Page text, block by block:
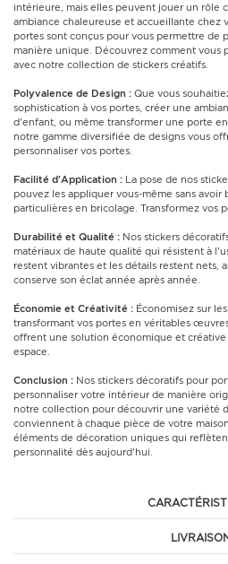
intérieure, mais elles peuvent jouer un rôle
ambiance chaleureuse et accueillante chez
portes sont conçus pour vous permettre de
manière unique. Découvrez comment vous
avec notre collection de stickers créatifs.
Polyvalence de Design : Que vous
sophistication à vos portes, créer une
d'enfant, ou même transformer une porte
notre gamme diversifiée de designs vous
personnaliser vos portes.
Facilité d'Application : La pose de nos
pouvez les appliquer vous-même sans
particulières en bricolage. Transformez vos
Durabilité et Qualité : Nos stickers
matériaux de haute qualité qui résistent à
restent vibrantes et les détails restent nets,
conserve son éclat année après année.
Économie et Créativité : Économisez sur
transformant vos portes en véritables
offrent une solution économique et
espace.
Conclusion : Nos stickers décoratifs pour
personnaliser votre intérieur de manière
notre collection pour découvrir une variété
conviennent à chaque pièce de votre
éléments de décoration uniques qui
personnalité dès aujourd'hui.